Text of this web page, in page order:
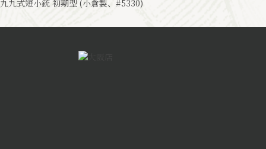
九九式短小銃 初期型 (小倉製、#5330)